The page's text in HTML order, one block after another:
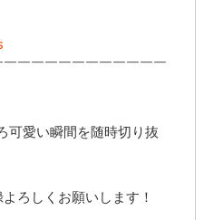
￣￣￣￣￣￣￣￣￣￣￣
可愛い瞬間を随時切り抜
ろしくお願いします！